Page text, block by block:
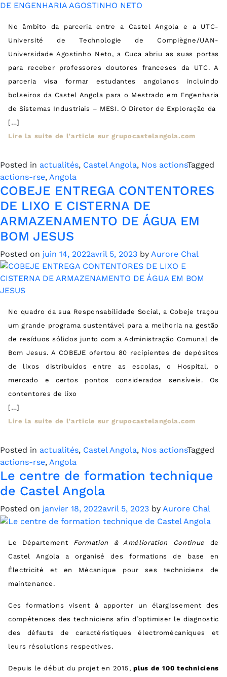
No âmbito da parceria entre a Castel Angola e a UTC-
Université de Technologie de Compiègne/UAN-
Universidade Agostinho Neto, a Cuca abriu as suas portas
para receber professores doutores franceses da UTC. A
parceria visa formar estudantes angolanos incluindo
bolseiros da Castel Angola para o Mestrado em Engenharia
de Sistemas Industriais – MESI. O Diretor de Exploração da
[…]
Lire la suite de l’article sur grupocastelangola.com
Posted in actualités, Castel Angola, Nos actionsTagged
actions-rse, Angola
COBEJE ENTREGA CONTENTORES
DE LIXO E CISTERNA DE
ARMAZENAMENTO DE ÁGUA EM
BOM JESUS
Posted on juin 14, 2022avril 5, 2023 by Aurore Chal
No quadro da sua Responsabilidade Social, a Cobeje traçou
um grande programa sustentável para a melhoria na gestão
de resíduos sólidos junto com a Administração Comunal de
Bom Jesus. A COBEJE ofertou 80 recipientes de depósitos
de lixos distribuídos entre as escolas, o Hospital, o
mercado e certos pontos considerados sensíveis. Os
contentores de lixo
[…]
Lire la suite de l’article sur grupocastelangola.com
Posted in actualités, Castel Angola, Nos actionsTagged
actions-rse, Angola
Le centre de formation technique
de Castel Angola
Posted on janvier 18, 2022avril 5, 2023 by Aurore Chal
Le Département Formation & Amélioration Continue de
Castel Angola a organisé des formations de base en
Électricité et en Mécanique pour ses techniciens de
maintenance.
Ces formations visent à apporter un élargissement des
compétences des techniciens afin d’optimiser le diagnostic
des défauts de caractéristiques électromécaniques et
leurs résolutions respectives.
Depuis le début du projet en 2015,plus de 100 techniciens